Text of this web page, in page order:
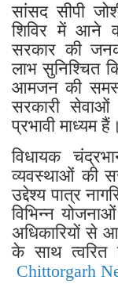
सांसद सीपी
शिविर में आने
सरकार की
लाभ सुनिश्चित
आमजन की
सरकारी
प्रभावी माध्यम हैं।
विधायक
व्यवस्थाओं की
उद्देश्य पात्र
विभिन्न
अधिकारियों से
के साथ त्वरित
Chittorgarh